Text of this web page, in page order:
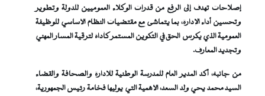
إصلاحات تهدف إلى الرفع من قدرات الوكلاء العموميين للدولة وتطوير
وتحسين أداء الإدارة، بما يتماشى مع مقتضيات النظام الأساسي للوظيفة
العمومية الذي يكرس الحق في التكوين المستمر كأداة لترقية المسار المهني
وتجديد المعارف.
من جانبه، أكد المدير العام للمدرسة الوطنية للإدارة والصحافة والقضاء
السيد محمد يحي ولد السعد، الأهمية التي يوليها فخامة رئيس الجمهورية،